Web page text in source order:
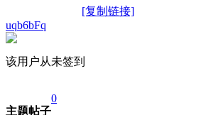
[复制链接]
uqb6bFq
该用户从未签到
主题帖子
0